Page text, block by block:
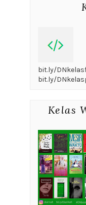
bit.ly/
bit.ly/
Kelas